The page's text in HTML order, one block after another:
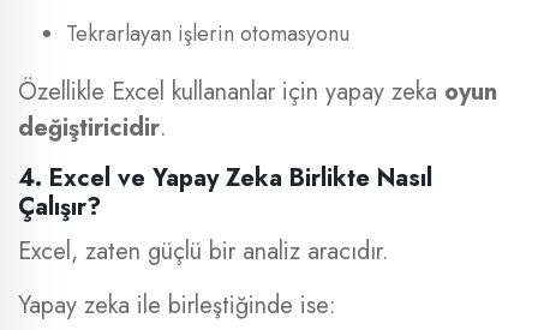
Tekrarlayan işlerin otomasyonu
Özellikle Excel kullananlar için yapay zeka oyun
değiştiricidir.
4. Excel ve Yapay Zeka Birlikte Nasıl
Çalışır?
Excel, zaten güçlü bir analiz aracıdır.
Yapay zeka ile birleştiğinde ise: